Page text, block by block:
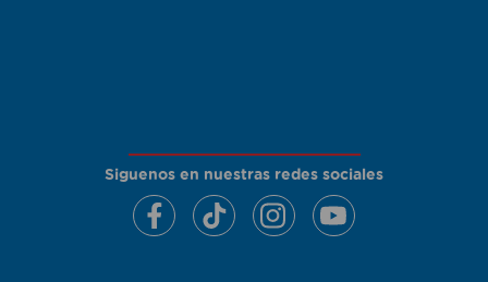
Siguenos en nuestras redes sociales